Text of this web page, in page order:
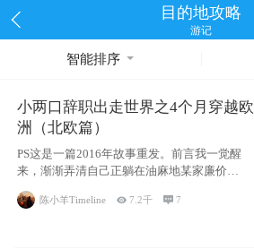
目的地攻略
游记
智能排序
小两口辞职出走世界之4个月穿越欧
洲（北欧篇）
PS这是一篇2016年故事重发。前言我一觉醒
来，渐渐弄清自己正躺在油麻地某家廉价宾
馆
陈小羊Timeline 7.2千 7